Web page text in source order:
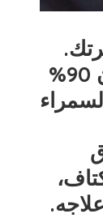
طبقًا للأكاديمية الأمريكية لطب الأمراض الجلدية فإن 90%